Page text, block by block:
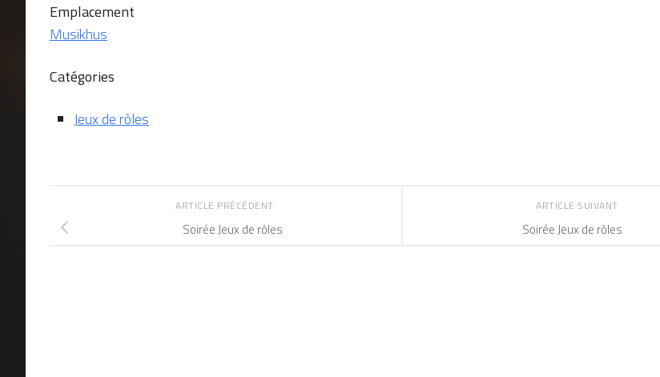
Emplacement
Musikhus
Catégories
Jeux de rôles
ARTICLE SUIVANT
Soirée Jeux de rôles
ARTICLE PRÉCÉDENT
Soirée Jeux de rôles